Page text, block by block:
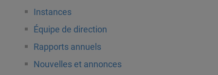
Instances
Équipe de direction
Rapports annuels
Nouvelles et annonces